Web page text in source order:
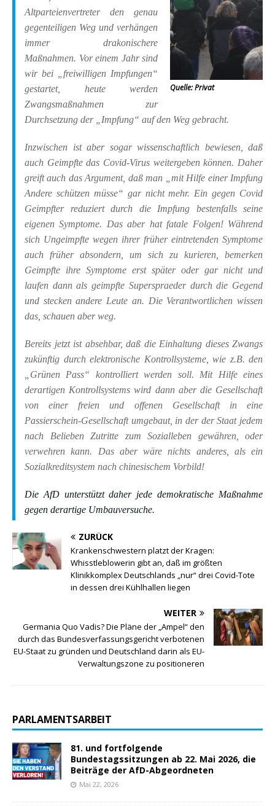
Quelle: Privat
Altparteienvertreter den genau
gegenteiligen Weg und verhängen
immer drakonischere
Maßnahmen. Vor einem Jahr sind
wir bei „freiwilligen Impfungen“
gestartet, heute werden
Zwangsmaßnahmen zur
Durchsetzung der „Impfung“ auf den Weg gebracht.
Inzwischen ist aber sogar wissenschaftlich bewiesen, daß
auch Geimpfte das Covid-Virus weitergeben können. Daher
greift auch das Argument, daß man „mit Hilfe einer Impfung
Andere schützen müsse“ gar nicht mehr. Ein gegen Covid
Geimpfter reduziert durch die Impfung bestenfalls seine
eigenen Symptome. Das aber hat fatale Folgen! Während
sich Ungeimpfte wegen ihrer früher eintretenden Symptome
auch früher absondern, um sich zu kurieren, bemerken
Geimpfte ihre Symptome erst später oder gar nicht und
laufen dann als geimpfte Superspraeder durch die Gegend
und stecken andere Leute an. Die Verantwortlichen wissen
das, schauen aber weg.
Bereits jetzt ist absehbar, daß die Einhaltung dieses Zwangs
zukünftig durch elektronische Kontrollsysteme, wie z.B. den
„Grünen Pass“ kontrolliert werden soll. Mit Hilfe eines
derartigen Kontrollsystems wird dann aber die Gesellschaft
von einer freien und offenen Gesellschaft in eine
Passierschein-Gesellschaft umgebaut, in der der Staat jedem
nach Belieben Zutritte zum Sozialleben gewähren, oder
verwehren kann. Das aber wäre nichts anderes, als ein
Sozialkreditsystem nach chinesischem Vorbild!
Die AfD unterstützt daher jede demokratische Maßnahme
gegen derartige Umbauversuche.
ZURÜCK
Krankenschwestern platzt der Kragen:
Whisstleblowerin gibt an, daß im größten
Klinikkomplex Deutschlands „nur“ drei Covid-Tote
in dessen drei Kühlhallen liegen
WEITER
Germania Quo Vadis? Die Pläne der „Ampel“ den
durch das Bundesverfassungsgericht verbotenen
EU-Staat zu gründen und Deutschland darin als EU-
Verwaltungszone zu positioneren
PARLAMENTSARBEIT
81. und fortfolgende
Bundestagssitzungen ab 22. Mai 2026, die
Beiträge der AfD-Abgeordneten
Mai 22, 2026